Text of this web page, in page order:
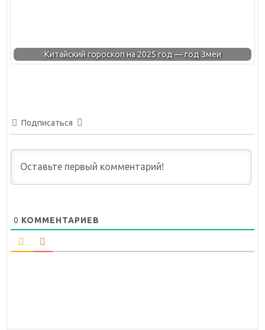
Китайский гороскоп на 2025 год — год Змеи
Подписаться
0 КОММЕНТАРИЕВ